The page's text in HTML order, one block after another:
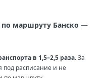
маршруту Банско —
в 1,5–2,5 раза.За
под расписание и не